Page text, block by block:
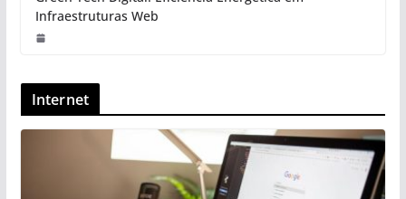
Infraestruturas Web
Internet